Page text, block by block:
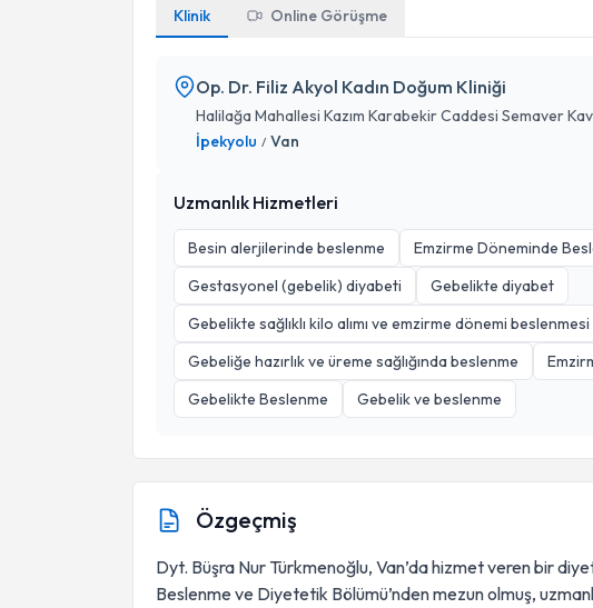
Klinik Online Görüşme
Op. Dr. Filiz Akyol Kadın Doğum Kliniği
Halilağa Mahallesi Kazım Karabekir Caddesi Semaver
İpekyolu / Van
Uzmanlık Hizmetleri
Besin alerjilerinde beslenme
Emzirme Döneminde
Gestasyonel (gebelik) diyabeti
Gebelikte diyabet
Gebelikte sağlıklı kilo alımı ve emzirme dönemi beslenmesi
Gebeliğe hazırlık ve üreme sağlığında beslenme
Gebelikte Beslenme
Gebelik ve beslenme
Özgeçmiş
Dyt. Büşra Nur Türkmenoğlu, Van’da hizmet veren bir
Beslenme ve Diyetetik Bölümü’nden mezun olmuş,